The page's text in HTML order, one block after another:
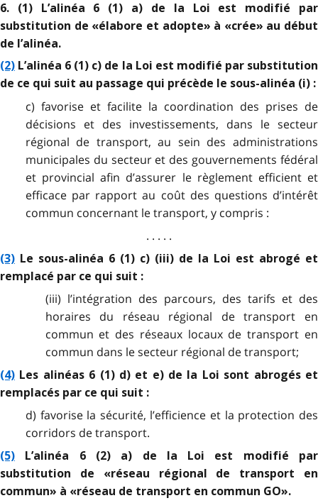
6. (1) L’alinéa 6 (1) a) de la Loi est modifié par
substitution de «élabore et adopte» à «crée» au début
de l’alinéa.
(2) L’alinéa 6 (1) c) de la Loi est modifié par substitution
de ce qui suit au passage qui précède le sous-alinéa (i) :
c) favorise et facilite la coordination des prises de
décisions et des investissements, dans le secteur
régional de transport, au sein des administrations
municipales du secteur et des gouvernements fédéral
et provincial afin d’assurer le règlement efficient et
efficace par rapport au coût des questions d’intérêt
commun concernant le transport, y compris :
. . . . .
(3) Le sous-alinéa 6 (1) c) (iii) de la Loi est abrogé et
remplacé par ce qui suit :
(iii) l’intégration des parcours, des tarifs et des
horaires du réseau régional de transport en
commun et des réseaux locaux de transport en
commun dans le secteur régional de transport;
(4) Les alinéas 6 (1) d) et e) de la Loi sont abrogés et
remplacés par ce qui suit :
d) favorise la sécurité, l’efficience et la protection des
corridors de transport.
(5) L’alinéa 6 (2) a) de la Loi est modifié par
substitution de «réseau régional de transport en
commun» à «réseau de transport en commun GO».